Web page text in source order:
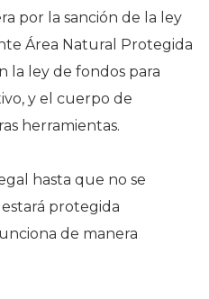
por la sanción de la ley
Área Natural Protegida
la ley de fondos para
y el cuerpo de
herramientas.
hasta que no se
protegida
de manera